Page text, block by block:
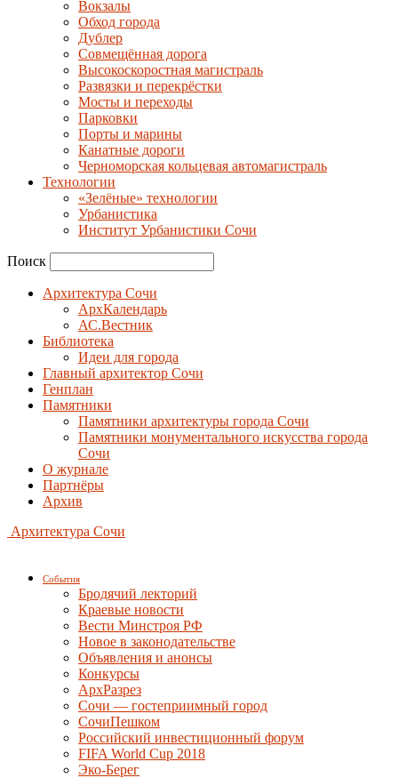
Вокзалы
Обход города
Дублер
Совмещённая дорога
Высокоскоростная магистраль
Развязки и перекрёстки
Мосты и переходы
Парковки
Порты и марины
Канатные дороги
Черноморская кольцевая автомагистраль
Технологии
«Зелёные» технологии
Урбанистика
Институт Урбанистики Сочи
Поиск
Архитектура Сочи
АрхКалендарь
АС.Вестник
Библиотека
Идеи для города
Главный архитектор Сочи
Генплан
Памятники
Памятники архитектуры города Сочи
Памятники монументального искусства города
Сочи
О журнале
Партнёры
Архив
Архитектура Сочи
События
Бродячий лекторий
Краевые новости
Вести Минстроя РФ
Новое в законодательстве
Объявления и анонсы
Конкурсы
АрхРазрез
Сочи — гостеприимный город
СочиПешком
Российский инвестиционный форум
FIFA World Cup 2018
Эко-Берег